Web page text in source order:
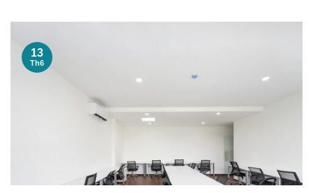
13
Th6